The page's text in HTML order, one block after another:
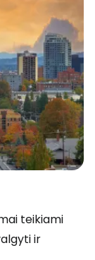
teikiami
ir